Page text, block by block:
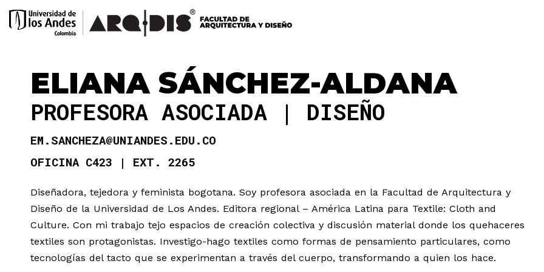
ELIANA SÁNCHEZ-ALDANA
PROFESORA ASOCIADA DISEÑO
EM.SANCHEZA@UNIANDES.EDU.CO
OFICINA C423
EXT. 2265
Diseñadora, tejedora y feminista bogotana. Soy profesora asociada en la Facultad de Arquitectura y
Diseño de la Universidad de Los Andes. Editora regional – América Latina para Textile: Cloth and
Culture. Con mi trabajo tejo espacios de creación colectiva y discusión material donde los quehaceres
textiles son protagonistas. Investigo-hago textiles como formas de pensamiento particulares, como
tecnologías del tacto que se experimentan a través del cuerpo, transformando a quien los hace.